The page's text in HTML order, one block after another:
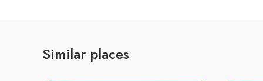
Similar places
Ecomuseo della